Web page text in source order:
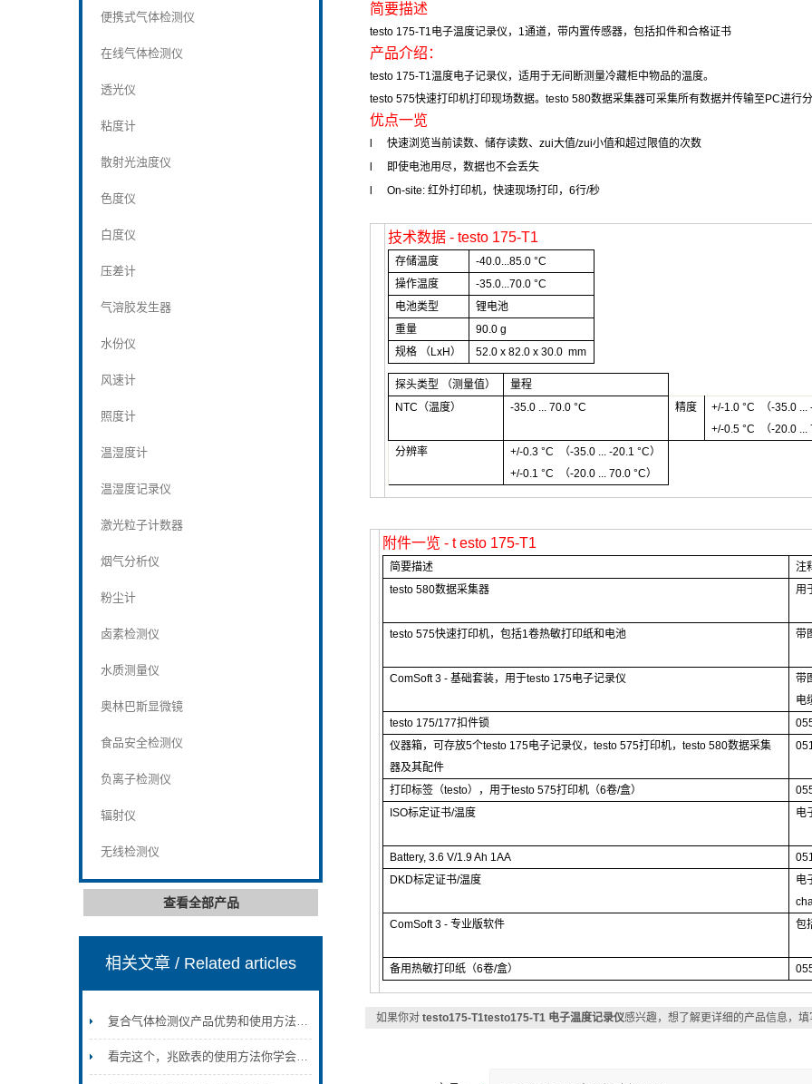
便携式气体检测仪
在线气体检测仪
透光仪
粘度计
散射光浊度仪
色度仪
白度仪
压差计
气溶胶发生器
水份仪
风速计
照度计
温湿度计
温湿度记录仪
激光粒子计数器
烟气分析仪
粉尘计
卤素检测仪
水质测量仪
奥林巴斯显微镜
食品安全检测仪
负离子检测仪
辐射仪
无线检测仪
查看全部产品
相关文章/ Related articles
复合气体检测仪产品优势和使用方法讲解
看完这个，兆欧表的使用方法你学会了吗？
简要描述
testo 175-T1电子温度记录仪， 1通道，带内置传感器，包括扣件和合格证书
产品介绍：
testo 175-T1温度电子记录仪，适用于无间断测量冷藏柜中物品的温度。
testo 575快速打印机打印现场数据。 testo 580数据采集器可采集所有数据并传输至 PC进行分
优点一览
快速浏览当前读数、储存读数、zui大值/zui小值和超过限值的次数
即使电池用尽，数据也不会丢失
On-site: 红外打印机，快速现场打印， 6行/秒
技术数据- testo 175-T1
存储温度
-40.0...85.0 °C
操作温度
-35.0...70.0 °C
电池类型
锂电池
重量
90.0 g
规格 （LxH） 52.0 x 82.0 x 30.0 mm
探头类型 （测量值）
量程
NTC（温度） -35.0 ... 70.0 °C 精度
+/-1.0 °C （-35.0 ... -
+/-0.5 °C （-20.0 ...
分辨率
+/-0.3 °C （-35.0 ... -20.1 °C）
+/-0.1 °C （-20.0 ... 70.0 °C）
附件一览 - t esto 175-T1
简要描述 注
testo 580数据采集器 用
testo 575快速打印机，包括1卷热敏打印纸和电池 带
ComSoft 3 -基础套装，用于testo 175电子记录仪 带
电
testo 175/177扣件锁
仪器箱，可存放5个testo 175电子记录仪，testo 575打印机，testo 580数据采集
器及其配件
打印标签 （testo） ，用于testo 575打印机 （6卷/盒）
ISO标定证书/温度 电
Battery, 3.6 V/1.9 Ah 1AA
DKD标定证书/温度 电
ComSoft 3 -专业版软件 包
备用热敏打印纸（6卷/盒）
如果你对 testo175-T1testo175-T1 电子温度记录仪感兴趣，想了解更详细的产品信息，填